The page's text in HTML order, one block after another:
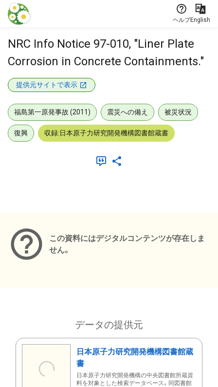
本文に飛ぶ
ヘルプEnglish
NRC Info Notice 97-010, "Liner Plate
Corrosion in Concrete Containments."
提供元サイトで表示
福島第一原発事故 (2011) 震災への備え 被災状況
復興 収録:日本原子力研究開発機構図書館蔵書
この資料にはデジタルコンテンツが存在しま
せん。
データの提供元
日本原子力研究開発機構図書館蔵
書
日本原子力研究開発機構の中央図書館所蔵資
料を対象とした検索データベース。同図書館